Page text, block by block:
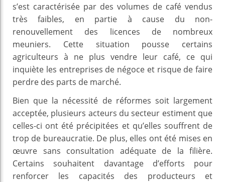
s’est caractérisée par des volumes de café vendus
très faibles, en partie à cause du non-
renouvellement des licences de nombreux
meuniers. Cette situation pousse certains
agriculteurs à ne plus vendre leur café, ce qui
inquiète les entreprises de négoce et risque de faire
perdre des parts de marché.
Bien que la nécessité de réformes soit largement
acceptée, plusieurs acteurs du secteur estiment que
celles-ci ont été précipitées et qu’elles souffrent de
trop de bureaucratie. De plus, elles ont été mises en
œuvre sans consultation adéquate de la filière.
Certains souhaitent davantage d’efforts pour
renforcer les capacités des producteurs et